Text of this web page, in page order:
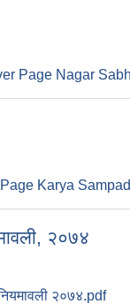
Page Nagar
Karya
२०७४
२०७४.pdf